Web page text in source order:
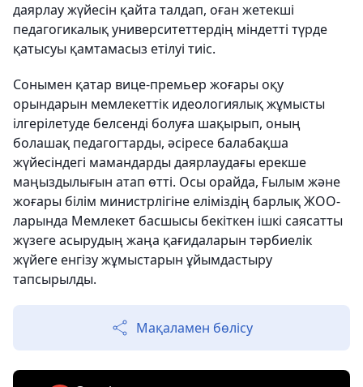
даярлау жүйесін қайта талдап, оған жетекші
педагогикалық университеттердің міндетті түрде
қатысуы қамтамасыз етілуі тиіс.
Сонымен қатар вице-премьер жоғары оқу
орындарын мемлекеттік идеологиялық жұмысты
ілгерілетуде белсенді болуға шақырып, оның
болашақ педагогтарды, әсіресе балабақша
жүйесіндегі мамандарды даярлаудағы ерекше
маңыздылығын атап өтті. Осы орайда, Ғылым және
жоғары білім министрлігіне еліміздің барлық ЖОО-
ларында Мемлекет басшысы бекіткен ішкі саясатты
жүзеге асырудың жаңа қағидаларын тәрбиелік
жүйеге енгізу жұмыстарын ұйымдастыру
тапсырылды.
Мақаламен бөлісу